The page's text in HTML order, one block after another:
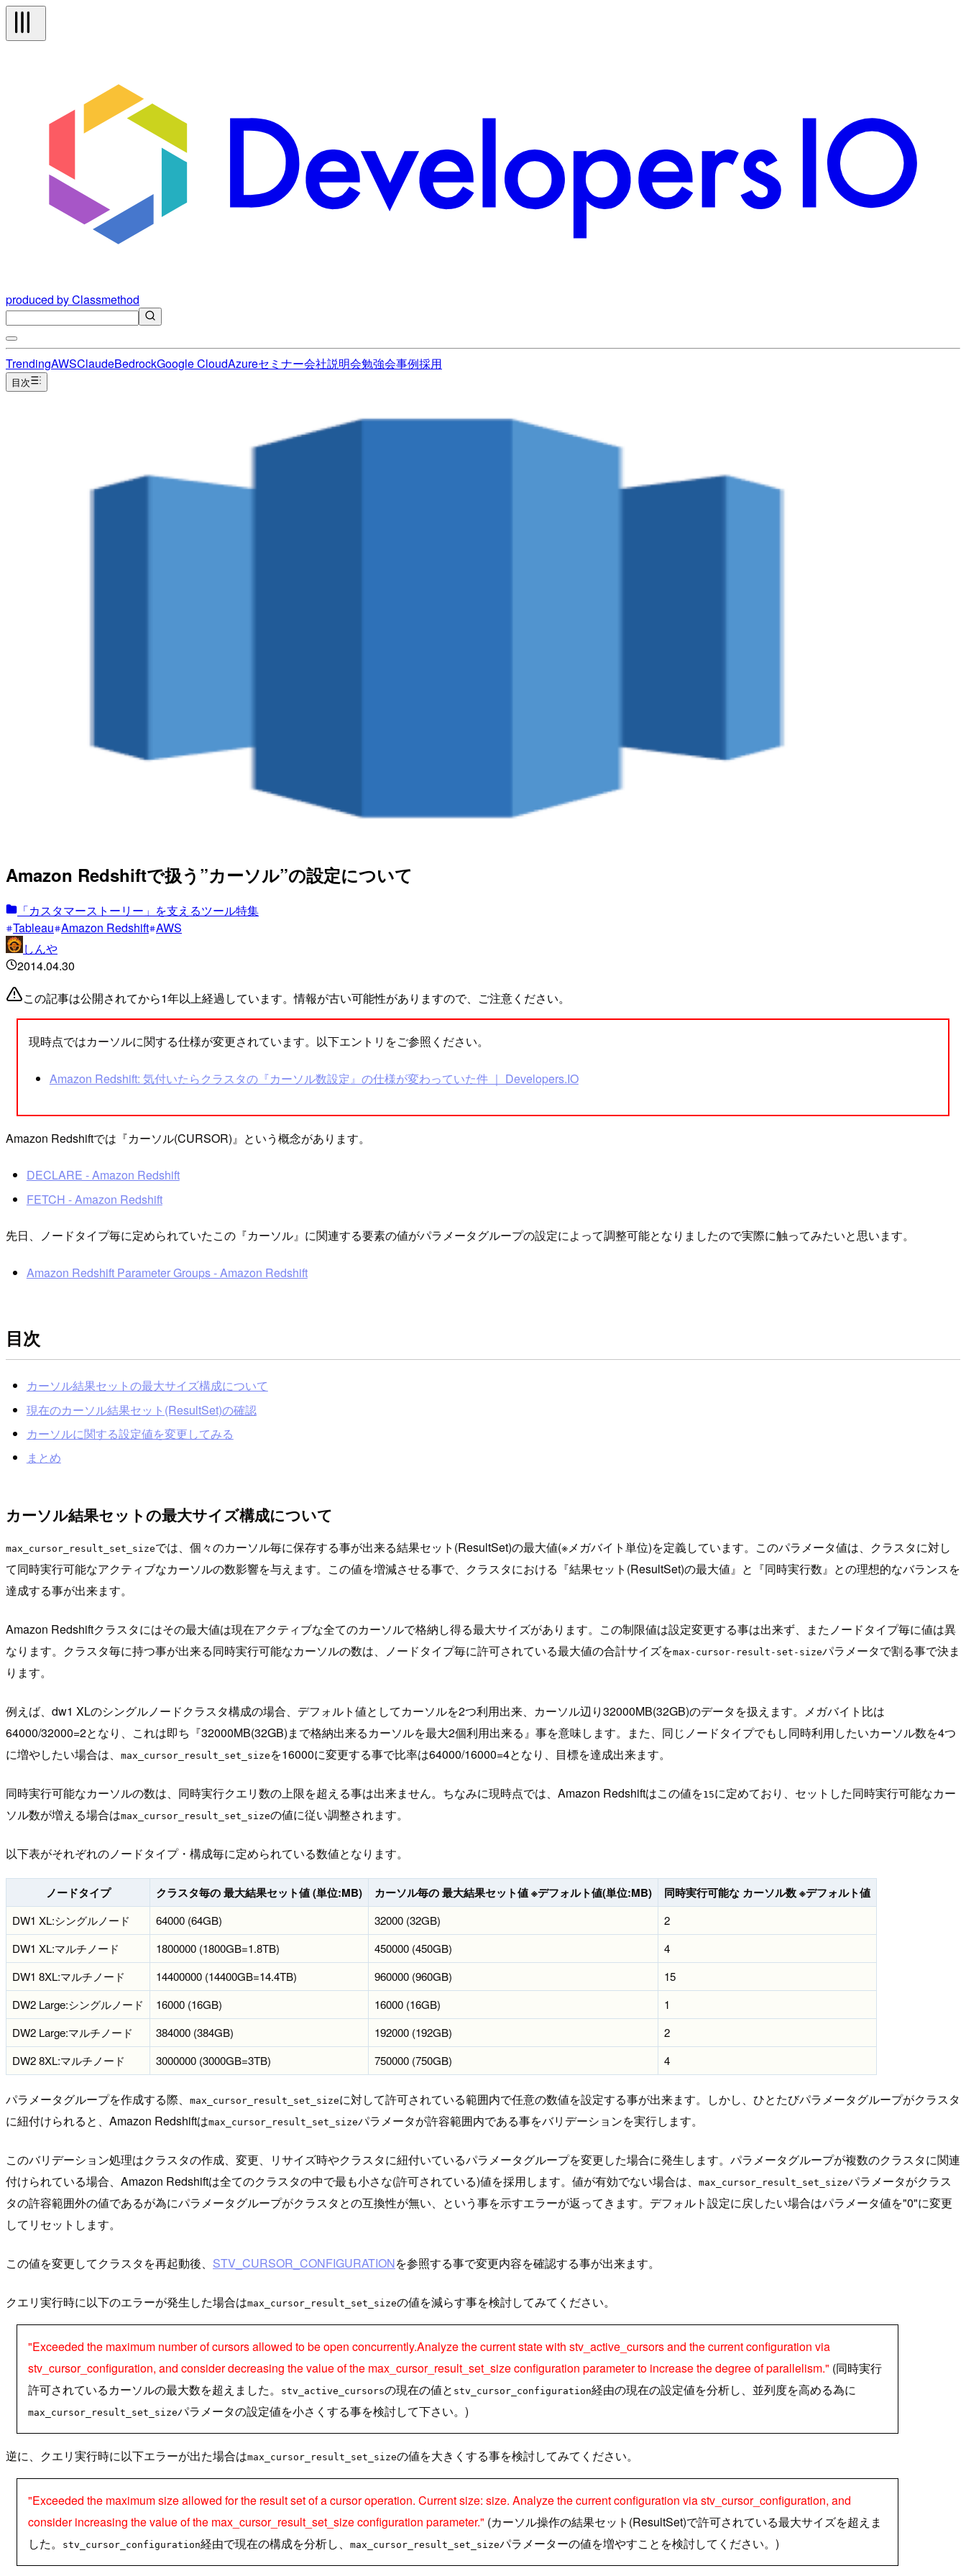
produced by Classmethod
TrendingAWSClaudeBedrockGoogle CloudAzureセミナー会社説明会勉強会事例採用
目次
Amazon Redshiftで扱う”カーソル”の設定について
「カスタマーストーリー」を支えるツール特集
Tableau Amazon Redshift AWS
しんや
2014.04.30
この記事は公開されてから1年以上経過しています。情報が古い可能性がありますので、ご注意ください。
現時点ではカーソルに関する仕様が変更されています。以下エントリをご参照ください。
Amazon Redshift: 気付いたらクラスタの『カーソル数設定』の仕様が変わっていた件 ｜ Developers.IO
Amazon Redshiftでは『カーソル(CURSOR)』という概念があります。
DECLARE - Amazon Redshift
FETCH - Amazon Redshift
先日、ノードタイプ毎に定められていたこの『カーソル』に関連する要素の値がパラメータグループの設定によって調整可能となりましたので実際に触ってみたいと思います。
Amazon Redshift Parameter Groups - Amazon Redshift
目次
カーソル結果セットの最大サイズ構成について
現在のカーソル結果セット(ResultSet)の確認
カーソルに関する設定値を変更してみる
まとめ
カーソル結果セットの最大サイズ構成について
max_cursor_result_set_sizeでは、個々のカーソル毎に保存する事が出来る結果セット(ResultSet)の最大値(※メガバイト単位)を定義しています。このパラメータ値は、クラスタに対し
て同時実行可能なアクティブなカーソルの数影響を与えます。この値を増減させる事で、クラスタにおける『結果セット(ResultSet)の最大値』と『同時実行数』との理想的なバランスを
達成する事が出来ます。
Amazon Redshiftクラスタにはその最大値は現在アクティブな全てのカーソルで格納し得る最大サイズがあります。この制限値は設定変更する事は出来ず、またノードタイプ毎に値は異
なります。クラスタ毎に持つ事が出来る同時実行可能なカーソルの数は、ノードタイプ毎に許可されている最大値の合計サイズをmax-cursor-result-set-sizeパラメータで割る事で決ま
ります。
例えば、dw1 XLのシングルノードクラスタ構成の場合、デフォルト値としてカーソルを2つ利用出来、カーソル辺り32000MB(32GB)のデータを扱えます。メガバイト比は
64000/32000=2となり、これは即ち『32000MB(32GB)まで格納出来るカーソルを最大2個利用出来る』事を意味します。また、同じノードタイプでもし同時利用したいカーソル数を4つ
に増やしたい場合は、
max_cursor_result_set_size を16000に変更する事で比率は64000/16000=4となり、目標を達成出来ます。
同時実行可能なカーソルの数は、同時実行クエリ数の上限を超える事は出来ません。ちなみに現時点では、Amazon Redshiftはこの値を15に定めており、セットした同時実行可能なカー
ソル数が増える場合はmax_cursor_result_set_sizeの値に従い調整されます。
以下表がそれぞれのノードタイプ・構成毎に定められている数値となります。
ノードタイプ クラスタ毎の 最大結果セット値 (単位:MB) カーソル毎の 最大結果セット値 ※デフォルト値(単位:MB) 同時実行可能な カーソル数 ※デフォルト値
DW1 XL:シングルノード 64000 (64GB) 32000 (32GB)
2
DW1 XL:マルチノード
1800000 (1800GB=1.8TB) 450000 (450GB)
4
DW1 8XL:マルチノード
14400000 (14400GB=14.4TB) 960000 (960GB)
15
DW2 Large:シングルノード
16000 (16GB) 16000 (16GB)
1
DW2 Large:マルチノード
384000 (384GB) 192000 (192GB)
2
DW2 8XL:マルチノード
3000000 (3000GB=3TB) 750000 (750GB) 4
パラメータグループを作成する際、 max_cursor_result_set_sizeに対して許可されている範囲内で任意の数値を設定する事が出来ます。しかし、ひとたびパラメータグループがクラスタ
に紐付けられると、Amazon Redshiftはmax_cursor_result_set_sizeパラメータが許容範囲内である事をバリデーションを実行します。
このバリデーション処理はクラスタの作成、変更、リサイズ時やクラスタに紐付いているパラメータグループを変更した場合に発生します。パラメータグループが複数のクラスタに関連
付けられている場合、Amazon Redshiftは全てのクラスタの中で最も小さな(許可されている)値を採用します。値が有効でない場合は、
max_cursor_result_set_sizeパラメータがクラス
タの許容範囲外の値であるが為にパラメータグループがクラスタとの互換性が無い、という事を示すエラーが返ってきます。デフォルト設定に戻したい場合はパラメータ値を"0"に変更
してリセットします。
この値を変更してクラスタを再起動後、 STV_CURSOR_CONFIGURATIONを参照する事で変更内容を確認する事が出来ます。
クエリ実行時に以下のエラーが発生した場合はmax_cursor_result_set_sizeの値を減らす事を検討してみてください。
"Exceeded the maximum number of cursors allowed to be open concurrently.Analyze the current state with stv_active_cursors and the current configuration via
stv_cursor_configuration, and consider decreasing the value of the max_cursor_result_set_size configuration parameter to increase the degree of parallelism." (同時実行
許可されているカーソルの最大数を超えました。
stv_active_cursorsの現在の値と stv_cursor_configuration経由の現在の設定値を分析し、並列度を高める為に
max_cursor_result_set_sizeパラメータの設定値を小さくする事を検討して下さい。)
逆に、クエリ実行時に以下エラーが出た場合はmax_cursor_result_set_sizeの値を大きくする事を検討してみてください。
"Exceeded the maximum size allowed for the result set of a cursor operation. Current size: size. Analyze the current configuration via stv_cursor_configuration, and
consider increasing the value of the max_cursor_result_set_size configuration parameter." (カーソル操作の結果セット(ResultSet)で許可されている最大サイズを超えま
した。
stv_cursor_configuration経由で現在の構成を分析し、 max_cursor_result_set_sizeパラメーターの値を増やすことを検討してください。)